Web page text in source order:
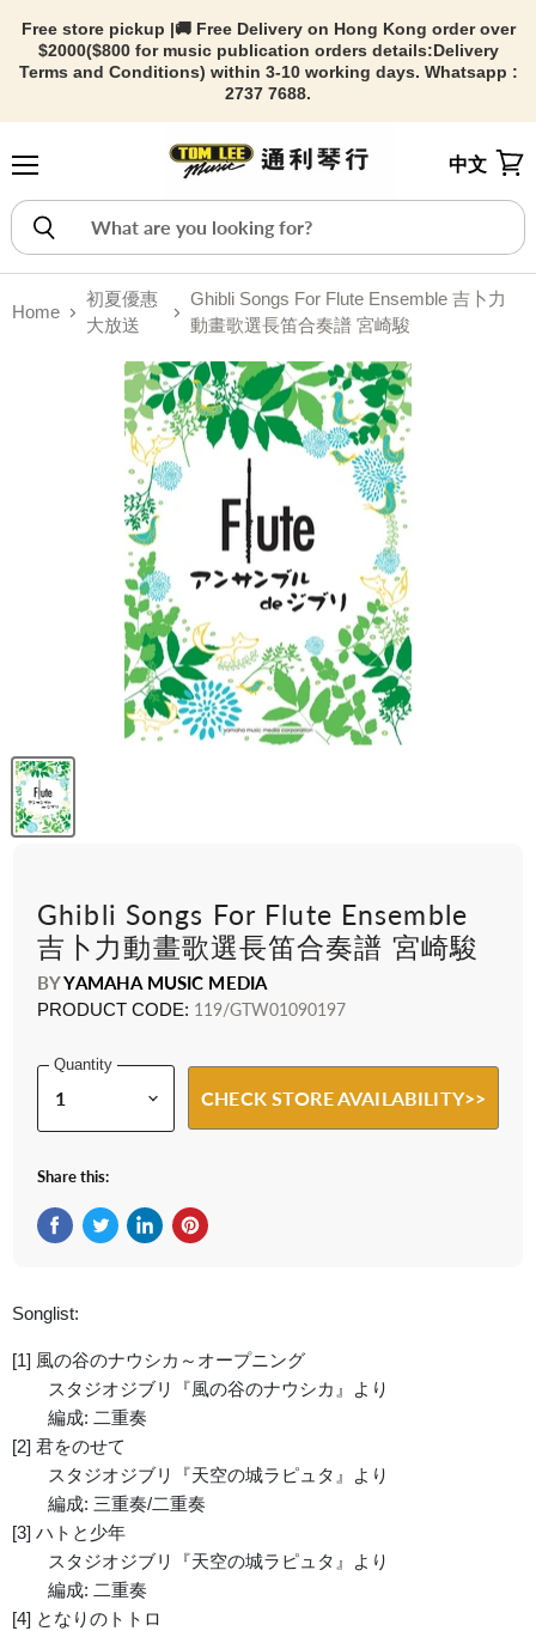
Free store pickup |🚚 Free Delivery on Hong Kong order over
$2000($800 for music publication orders details:Delivery
Terms and Conditions) within 3-10 working days. Whatsapp :
2737 7688.
中文
Home
初夏優惠
大放送
Ghibli Songs For Flute Ensemble 吉卜力
動畫歌選長笛合奏譜 宮崎駿
Ghibli Songs For Flute Ensemble
吉卜力動畫歌選長笛合奏譜 宮崎駿
BYYAMAHA MUSIC MEDIA
PRODUCT CODE: 119/GTW01090197
Quantity
CHECK STORE AVAILABILITY>>
Share this:
Songlist:
[1] 風の谷のナウシカ～オープニング
スタジオジブリ『風の谷のナウシカ』より
編成: 二重奏
[2] 君をのせて
スタジオジブリ『天空の城ラピュタ』より
編成: 三重奏/二重奏
[3] ハトと少年
スタジオジブリ『天空の城ラピュタ』より
編成: 二重奏
[4] となりのトトロ